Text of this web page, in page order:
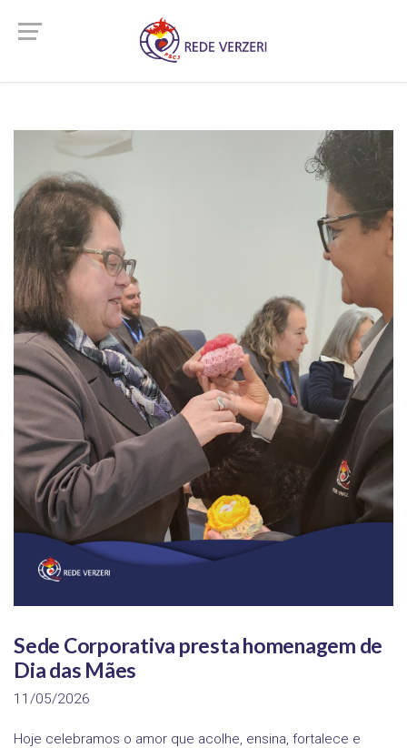
Sede Corporativa presta homenagem de
Dia das Mães
11/05/2026
Hoje celebramos o amor que acolhe, ensina, fortalece e